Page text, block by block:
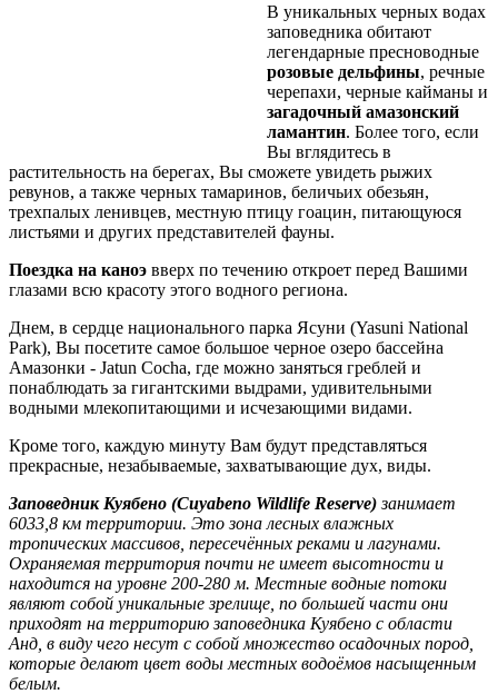
В уникальных черных водах
заповедника обитают
легендарные пресноводные
розовые дельфины, речные
черепахи, черные кайманы и
загадочный амазонский
ламантин. Более того, если
Вы вглядитесь в
растительность на берегах, Вы сможете увидеть рыжих
ревунов, а также черных тамаринов, беличьих обезьян,
трехпалых ленивцев, местную птицу гоацин, питающуюся
листьями и других представителей фауны.
Поездка на каноэ вверх по течению откроет перед Вашими
глазами всю красоту этого водного региона.
Днем, в сердце национального парка Ясуни (Yasuni National
Park), Вы посетите самое большое черное озеро бассейна
Амазонки - Jatun Cocha, где можно заняться греблей и
понаблюдать за гигантскими выдрами, удивительными
водными млекопитающими и исчезающими видами.
Кроме того, каждую минуту Вам будут представляться
прекрасные, незабываемые, захватывающие дух, виды.
Заповедник Куябено (Cuyabeno Wildlife Reserve)занимает
6033,8 км территории. Это зона лесных влажных
тропических массивов, пересечённых реками и лагунами.
Охраняемая территория почти не имеет высотности и
находится на уровне 200-280 м. Местные водные потоки
являют собой уникальные зрелище, по большей части они
приходят на территорию заповедника Куябено с области
Анд, в виду чего несут с собой множество осадочных пород,
которые делают цвет воды местных водоёмов насыщенным
белым.